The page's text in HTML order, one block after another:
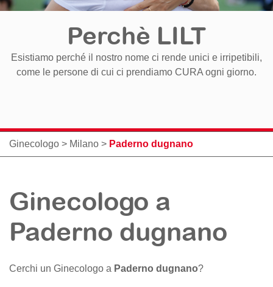
Perchè LILT
Esistiamo perché il nostro nome ci rende unici e irripetibili,
come le persone di cui ci prendiamo CURA ogni giorno.
Ginecologo > Milano > Paderno dugnano
Ginecologo a
Paderno dugnano
Cerchi un Ginecologo a Paderno dugnano?